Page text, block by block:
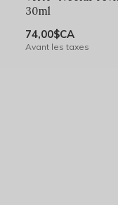
30ml
74,00$CA
Avant les taxes